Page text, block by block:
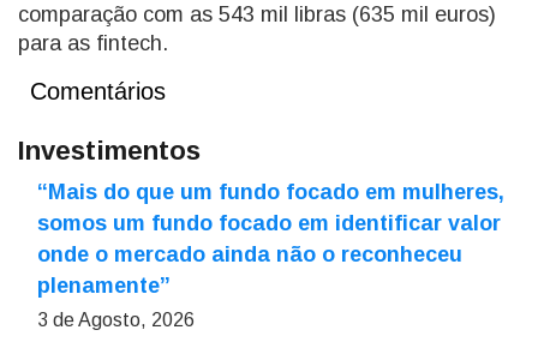
comparação com as 543 mil libras (635 mil euros)
para as fintech.
Comentários
Investimentos
“Mais do que um fundo focado em mulheres,
somos um fundo focado em identificar valor
onde o mercado ainda não o reconheceu
plenamente”
3 de Agosto, 2026